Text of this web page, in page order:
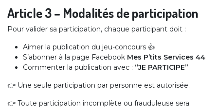
Article 3 – Modalités de participation
Pour valider sa participation, chaque participant doit :
Aimer la publication du jeu-concours 👍
S’abonner à la page Facebook Mes P’tits Services 44
Commenter la publication avec : “JE PARTICIPE”
👉 Une seule participation par personne est autorisée.
👉 Toute participation incomplète ou frauduleuse sera